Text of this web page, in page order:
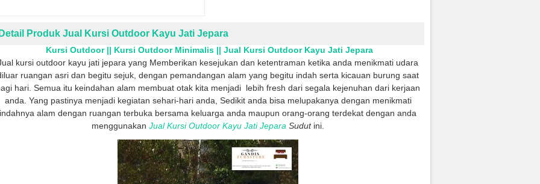
Produk Jual Kursi Outdoor Kayu Jati Jepara
Kursi Outdoor || Kursi Outdoor Minimalis || Jual Kursi Outdoor Kayu Jati Jepara
kursi outdoor kayu jati jepara yang Memberikan kesejukan dan ketentraman ketika anda menikmati udara
ruangan asri dan begitu sejuk, dengan pemandangan alam yang begitu indah serta kicauan burung saat
hari. Semua itu keindahan alam membuat otak kita menjadi lebih fresh dari segala kejenuhan dari kerjaan
anda. Yang pastinya menjadi kegiatan sehari-hari anda, Sedikit anda bisa melupakanya dengan menikmati
indahnya alam dengan ruangan terbuka bersama keluarga anda maupun orang-orang terdekat dengan anda
menggunakanJual Kursi Outdoor Kayu Jati Jepara Sudut ini.